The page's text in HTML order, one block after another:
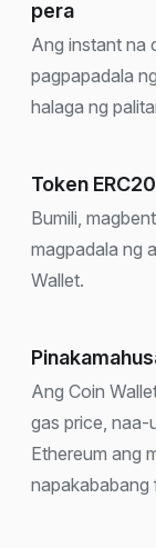
pera
Ang instant na
pagpapadala
halaga ng
Token ERC20
Bumili,
magpadala ng
Wallet.
Ang Coin
gas price, naa-
Ethereum ang
napakababang